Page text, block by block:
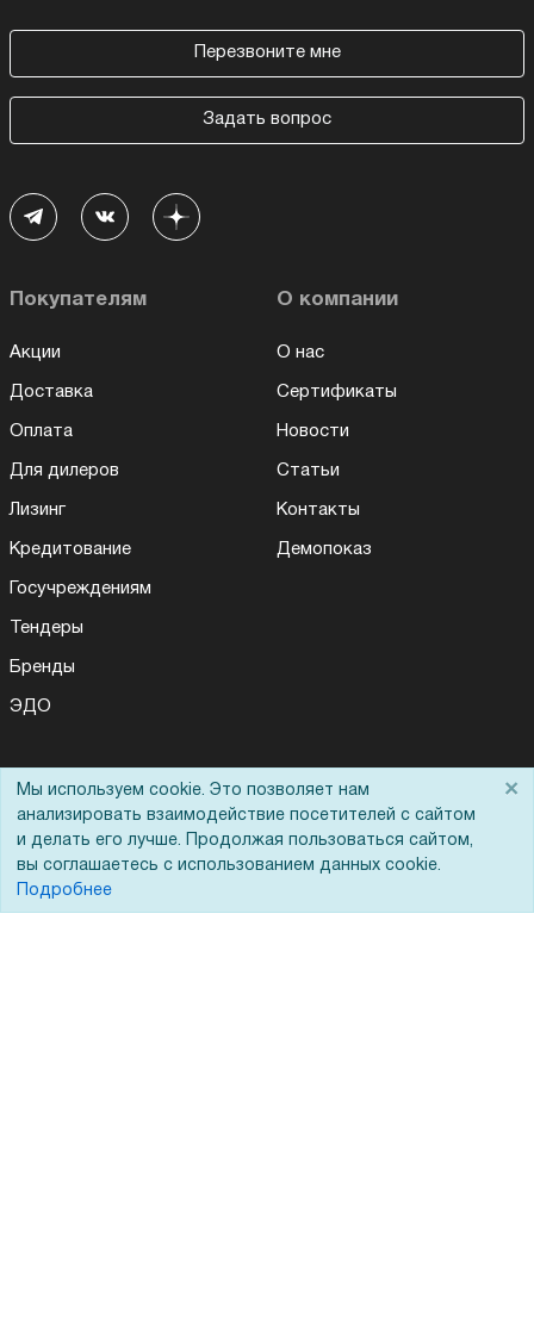
Перезвоните мне
Задать вопрос
Покупателям
Акции
Доставка
Оплата
Для дилеров
Лизинг
Кредитование
Госучреждениям
Тендеры
Бренды
ЭДО
О компании
О нас
Сертификаты
Новости
Статьи
Контакты
Демопоказ
Помощь
Вопрос-ответ
Реквизиты
Мы используем cookie. Это позволяет нам
анализировать взаимодействие посетителей с сайтом
и делать его лучше. Продолжая пользоваться сайтом,
вы соглашаетесь с использованием данных cookie.
Подробнее
×